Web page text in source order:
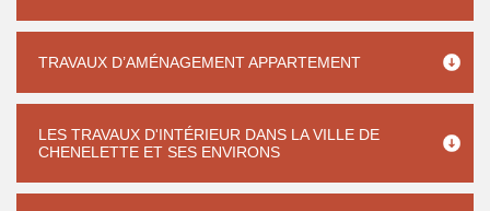
TRAVAUX D’AMÉNAGEMENT APPARTEMENT
LES TRAVAUX D'INTÉRIEUR DANS LA VILLE DE
CHENELETTE ET SES ENVIRONS